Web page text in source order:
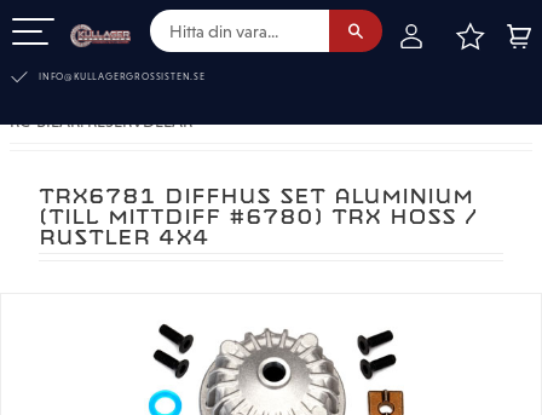
INFO@KULLAGERGROSSISTEN.SE
RC-BILAR. RESERVDELAR
TRX6781 DIFFHUS SET ALUMINIUM
(TILL MITTDIFF #6780) TRX HOSS /
RUSTLER 4X4